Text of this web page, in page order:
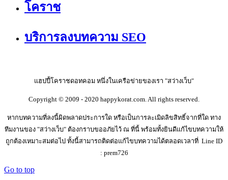
โคราช
บริการลงบทความ SEO
แฮปปี้โคราชดอทคอม หนึ่งในเครือข่ายของเรา "สว่างเว็บ"
Copyright © 2009 - 2020 happykorat.com. All rights reserved.
หากบทความที่ลงนี้ผิดพลาดประการใด หรือเป็นการละเมิดลิขสิทธิ์จากที่ใด ทาง
ทีมงานของ "สว่างเว็บ" ต้องกราบขออภัยไว้ ณ ที่นี้ พร้อมทั้งยินดีแก้ไขบทความให้
ถูกต้องเหมาะสมต่อไป ทั้งนี้สามารถติดต่อแก้ไขบทความได้ตลอดเวลาที่ Line ID
: prem726
Go to top